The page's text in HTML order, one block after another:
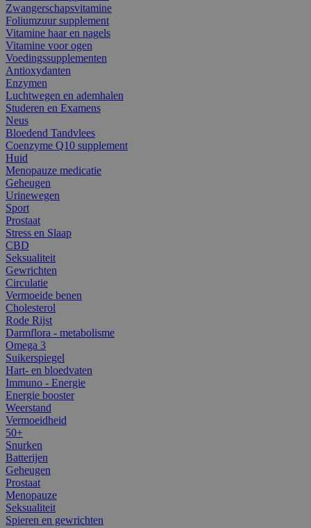
Zwangerschapsvitamine
Foliumzuur supplement
Vitamine haar en nagels
Vitamine voor ogen
Voedingssupplementen
Antioxydanten
Enzymen
Luchtwegen en ademhalen
Studeren en Examens
Neus
Bloedend Tandvlees
Coenzyme Q10 supplement
Huid
Menopauze medicatie
Geheugen
Urinewegen
Sport
Prostaat
Stress en Slaap
CBD
Seksualiteit
Gewrichten
Circulatie
Vermoeide benen
Cholesterol
Rode Rijst
Darmflora - metabolisme
Omega 3
Suikerspiegel
Hart- en bloedvaten
Immuno - Energie
Energie booster
Weerstand
Vermoeidheid
50+
Snurken
Batterijen
Geheugen
Prostaat
Menopauze
Seksualiteit
Spieren en gewrichten